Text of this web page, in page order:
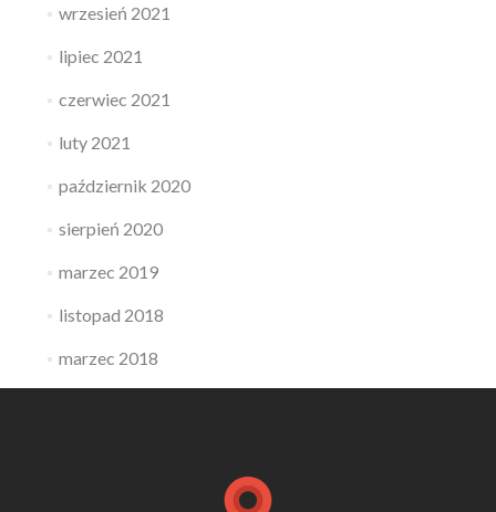
wrzesień 2021
lipiec 2021
czerwiec 2021
luty 2021
październik 2020
sierpień 2020
marzec 2019
listopad 2018
marzec 2018